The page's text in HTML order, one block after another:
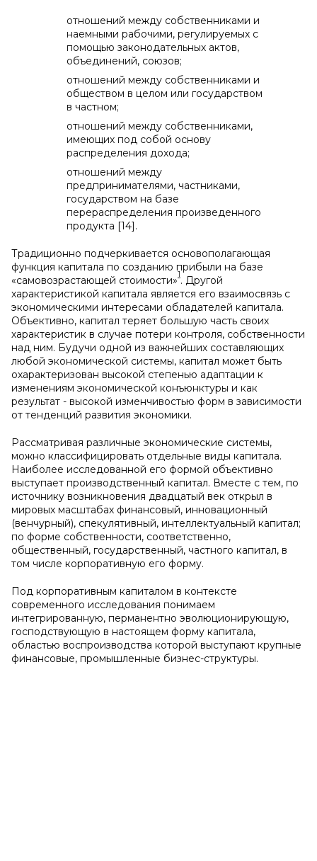
отношений между собственниками и
наемными рабочими, регулируемых с
помощью законодательных актов,
объединений, союзов;
отношений между собственниками и
обществом в целом или государством
в частном;
отношений между собственниками,
имеющих под собой основу
распределения дохода;
отношений между
предпринимателями, частниками,
государством на базе
перераспределения произведенного
продукта [14].
Традиционно подчеркивается основополагающая
функция капитала по созданию прибыли на базе
«самовозрастающей стоимости»1. Другой
характеристикой капитала является его взаимосвязь с
экономическими интересами обладателей капитала.
Объективно, капитал теряет большую часть своих
характеристик в случае потери контроля, собственности
над ним. Будучи одной из важнейших составляющих
любой экономической системы, капитал может быть
охарактеризован высокой степенью адаптации к
изменениям экономической конъюнктуры и как
результат - высокой изменчивостью форм в зависимости
от тенденций развития экономики.
Рассматривая различные экономические системы,
можно классифицировать отдельные виды капитала.
Наиболее исследованной его формой объективно
выступает производственный капитал. Вместе с тем, по
источнику возникновения двадцатый век открыл в
мировых масштабах финансовый, инновационный
(венчурный), спекулятивный, интеллектуальный капитал;
по форме собственности, соответственно,
общественный, государственный, частного капитал, в
том числе корпоративную его форму.
Под корпоративным капиталом в контексте
современного исследования понимаем
интегрированную, перманентно эволюционирующую,
господствующую в настоящем форму капитала,
областью воспроизводства которой выступают крупные
финансовые, промышленные бизнес-структуры.